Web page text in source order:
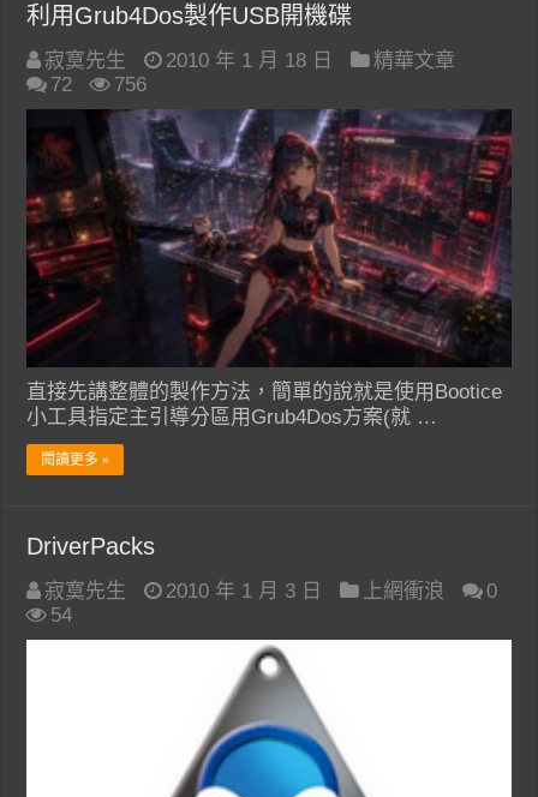
利用Grub4Dos製作USB開機碟
寂寞先生 2010 年 1 月 18 日
精華文章
72
756
直接先講整體的製作方法，簡單的說就是使用Bootice
小工具指定主引導分區用Grub4Dos方案(就 …
閱讀更多 »
DriverPacks
寂寞先生 2010 年 1 月 3 日 上網衝浪
0
54